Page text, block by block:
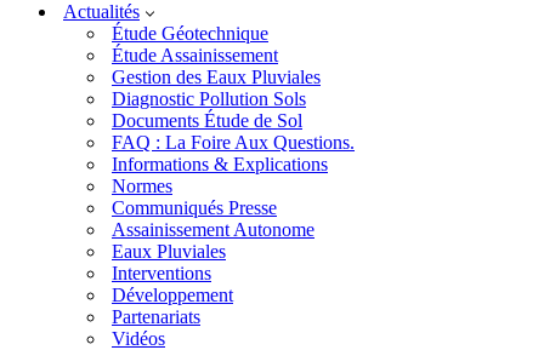
Actualités
Étude Géotechnique
Étude Assainissement
Gestion des Eaux Pluviales
Diagnostic Pollution Sols
Documents Étude de Sol
FAQ : La Foire Aux Questions.
Informations & Explications
Normes
Communiqués Presse
Assainissement Autonome
Eaux Pluviales
Interventions
Développement
Partenariats
Vidéos